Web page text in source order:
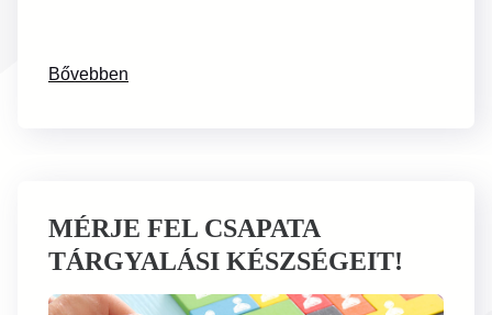
Bővebben
MÉRJE FEL CSAPATA
TÁRGYALÁSI KÉSZSÉGEIT!